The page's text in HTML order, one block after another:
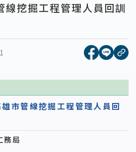
線挖掘工程管理人員回訓
[另開新
[另開
複
市管線挖掘工程管理人員回
務局